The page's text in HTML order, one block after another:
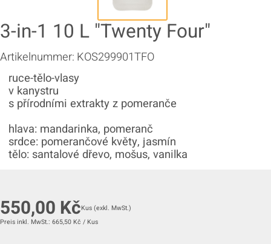
3-in-1 10 L "Twenty Four"
Artikelnummer: KOS299901TFO
ruce-tělo-vlasy
v kanystru
s přírodními extrakty z pomeranče
hlava: mandarinka, pomeranč
srdce: pomerančové květy, jasmín
tělo: santalové dřevo, mošus, vanilka
550,00 KčKus (exkl. MwSt.)
Preis inkl. MwSt.: 665,50 Kč / Kus